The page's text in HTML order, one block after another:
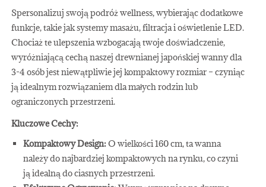
Spersonalizuj swoją podróż wellness, wybierając dodatkowe
funkcje, takie jak systemy masażu, filtracja i oświetlenie LED.
Chociaż te ulepszenia wzbogacają twoje doświadczenie,
wyróżniającą cechą naszej drewnianej japońskiej wanny dla
3-4 osób jest niewątpliwie jej kompaktowy rozmiar – czyniąc
ją idealnym rozwiązaniem dla małych rodzin lub
ograniczonych przestrzeni.
Kluczowe Cechy:
Kompaktowy Design:O wielkości 160 cm, ta wanna
należy do najbardziej kompaktowych na rynku, co czyni
ją idealną do ciasnych przestrzeni.